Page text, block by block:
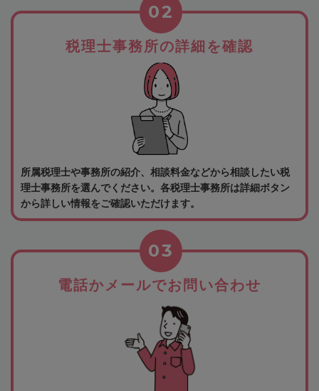
税理士事務所の詳細を確認
02
所属税理士や事務所の紹介、相談料金などから相談したい税
理士事務所を選んでください。各税理士事務所は詳細ボタン
から詳しい情報をご確認いただけます。
電話かメールでお問い合わせ
03